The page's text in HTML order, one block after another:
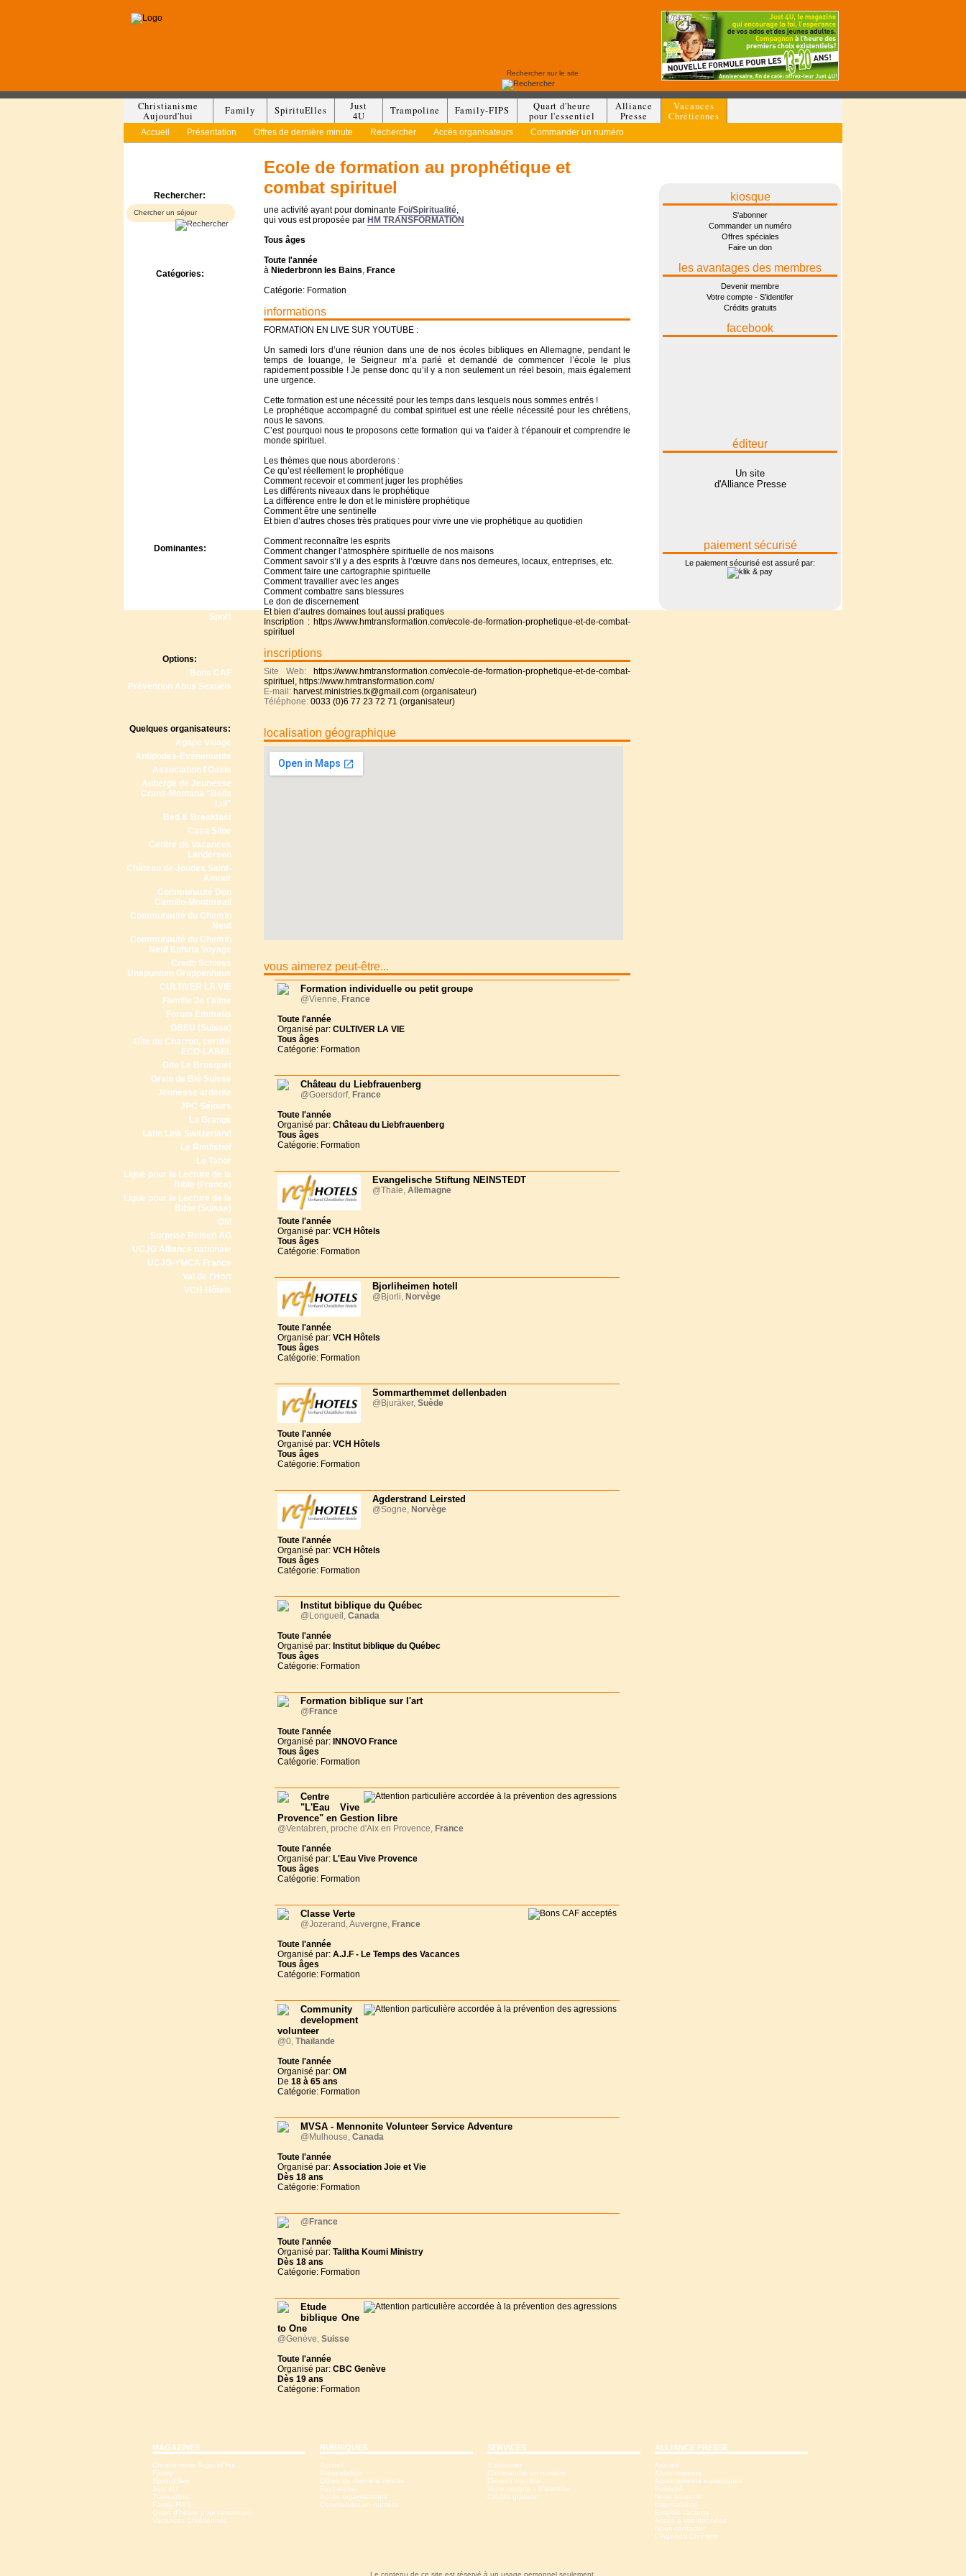
Christianisme
Aujourd'hui
Family SpirituElles
Just
4U
Trampoline Family-FIPS
Quart d'heure
pour l'essentiel
Alliance
Presse
Vacances
Chrétiennes
Accueil Présentation Offres de dernière minute Rechercher Accès organisateurs Commander un numéro
Rechercher:
Catégories:
Dominantes:
Sport
Options:
Bons CAF
Prévention Abus Sexuels
Quelques organisateurs:
Agape Village
Antipodes-Evénements
Association l'Oasis
Auberge de Jeunesse
Crans-Montana "Bella
Lui"
Bed & Breakfast
Casa Siloe
Centre de Vacances
Landersen
Château de Joudes Saint-
Amour
Communauté Don
Camillo-Montmirail
Communauté du Chemin
Neuf
Communauté du Chemin
Neuf Ephata Voyage
Credo Schloss
Unspunnen Gruppenhaus
CULTIVER LA VIE
Famille Je t'aime
Forum Emmaüs
GBEU (Suisse)
Gîte du Charron, certifié
ECO-LABEL
Gite Le Brusquet
Grain de Blé Suisse
Jeunesse ardente
JPC Séjours
La Grange
Latin Link Switzerland
Le Rimlishof
Le Tabor
Ligue pour la Lecture de la
Bible (France)
Ligue pour la Lecture de la
Bible (Suisse)
OM
Surprise Reisen AG
UCJG Alliance nationale
UCJG-YMCA France
Val de l'Hort
VCH Hôtels
Ecole de formation au prophétique et
combat spirituel
une activité ayant pour dominante Foi/Spiritualité,
qui vous est proposée par HM TRANSFORMATION
Tous âges
Toute l'année
à Niederbronn les Bains, France
Catégorie: Formation
informations
FORMATION EN LIVE SUR YOUTUBE :
Un samedi lors d’une réunion dans une de nos écoles bibliques en Allemagne, pendant le
temps de louange, le Seigneur m’a parlé et demandé de commencer l’école le plus
rapidement possible ! Je pense donc qu’il y a non seulement un réel besoin, mais également
une urgence.
Cette formation est une nécessité pour les temps dans lesquels nous sommes entrés !
Le prophétique accompagné du combat spirituel est une réelle nécessité pour les chrétiens,
nous le savons.
C’est pourquoi nous te proposons cette formation qui va t’aider à t’épanouir et comprendre le
monde spirituel.
Les thèmes que nous aborderons :
Ce qu’est réellement le prophétique
Comment recevoir et comment juger les prophéties
Les différents niveaux dans le prophétique
La différence entre le don et le ministère prophétique
Comment être une sentinelle
Et bien d’autres choses très pratiques pour vivre une vie prophétique au quotidien
Comment reconnaître les esprits
Comment changer l’atmosphère spirituelle de nos maisons
Comment savoir s’il y a des esprits à l’œuvre dans nos demeures, locaux, entreprises, etc.
Comment faire une cartographie spirituelle
Comment travailler avec les anges
Comment combattre sans blessures
Le don de discernement
Et bien d‘autres domaines tout aussi pratiques
Inscription : https://www.hmtransformation.com/ecole-de-formation-prophetique-et-de-combat-
spirituel
inscriptions
Site Web: https://www.hmtransformation.com/ecole-de-formation-prophetique-et-de-combat-
spirituel , https://www.hmtransformation.com/
E-mail: harvest.ministries.tk@gmail.com (organisateur)
Téléphone: 0033 (0)6 77 23 72 71 (organisateur)
localisation géographique
vous aimerez peut-être...
Formation individuelle ou petit groupe
@Vienne, France
Toute l'année
Organisé par: CULTIVER LA VIE
Tous âges
Catégorie: Formation
Château du Liebfrauenberg
@Goersdorf, France
Toute l'année
Organisé par: Château du Liebfrauenberg
Tous âges
Catégorie: Formation
Evangelische Stiftung NEINSTEDT
@Thale,Allemagne
Toute l'année
Organisé par: VCH Hôtels
Tous âges
Catégorie: Formation
Bjorliheimen hotell
@Bjorli, Norvège
Toute l'année
Organisé par: VCH Hôtels
Tous âges
Catégorie: Formation
Sommarthemmet dellenbaden
@Bjuräker,Suède
Toute l'année
Organisé par: VCH Hôtels
Tous âges
Catégorie: Formation
Agderstrand Leirsted
@Sogne, Norvège
Toute l'année
Organisé par: VCH Hôtels
Tous âges
Catégorie: Formation
Institut biblique du Québec
@Longueil, Canada
Toute l'année
Organisé par: Institut biblique du Québec
Tous âges
Catégorie: Formation
Formation biblique sur l'art
@ France
Toute l'année
Organisé par: INNOVO France
Tous âges
Catégorie: Formation
Centre
"L'Eau Vive
Provence" en Gestion libre
@Ventabren, proche d'Aix en Provence, France
Toute l'année
Organisé par: L'Eau Vive Provence
Tous âges
Catégorie: Formation
Classe Verte
@Jozerand, Auvergne, France
Toute l'année
Organisé par: A.J.F - Le Temps des Vacances
Tous âges
Catégorie: Formation
Community
development
volunteer
@0, Thaïlande
Toute l'année
Organisé par: OM
De 18 à 65 ans
Catégorie: Formation
MVSA - Mennonite Volunteer Service Adventure
@Mulhouse, Canada
Toute l'année
Organisé par: Association Joie et Vie
Dès 18 ans
Catégorie: Formation
@ France
Toute l'année
Organisé par: Talitha Koumi Ministry
Dès 18 ans
Catégorie: Formation
Etude
biblique One
to One
@Genève, Suisse
Toute l'année
Organisé par: CBC Genève
Dès 19 ans
Catégorie: Formation
kiosque
S'abonner
Commander un numéro
Offres spéciales
Faire un don
les avantages des membres
Devenir membre
Votre compte - S'identifer
Crédits gratuits
facebook
éditeur
Un site
d'Alliance Presse
paiement sécurisé
Le paiement sécurisé est assuré par:
MAGAZINES
Christianisme Aujourd'hui
Family
SpirituElles
Just 4U
Trampoline
Family-FIPS
Quart d'heure pour l'essentiel
Vacances Chrétiennes
RUBRIQUES
Accueil
Présentation
Offres de dernière minute
Rechercher
Accès organisateurs
Commander un numéro
SERVICES
S'abonner
Commander un numéro
Devenir membre
Votre compte - S'identifer
Crédits gratuits
ALLIANCE PRESSE
Accueil
Abonnements
Abonnements numériques
Publicité
Nous soutenir
International
Emplois vacants
Accès à vos données
Nous contacter
L'Agenda Chrétien
Le contenu de ce site est réservé à un usage personnel seulement.